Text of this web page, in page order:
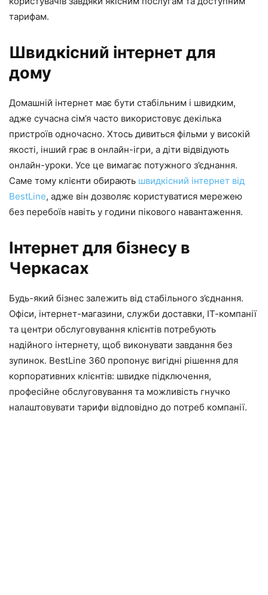
тарифам.
Швидкісний інтернет для
дому
Домашній інтернет має бути стабільним і швидким,
адже сучасна сім’я часто використовує декілька
пристроїв одночасно. Хтось дивиться фільми у високій
якості, інший грає в онлайн-ігри, а діти відвідують
онлайн-уроки. Усе це вимагає потужного з’єднання.
Саме тому клієнти обирають швидкісний інтернет від
BestLine, адже він дозволяє користуватися мережею
без перебоїв навіть у години пікового навантаження.
Інтернет для бізнесу в
Черкасах
Будь-який бізнес залежить від стабільного з’єднання.
Офіси, інтернет-магазини, служби доставки, ІТ-компанії
та центри обслуговування клієнтів потребують
надійного інтернету, щоб виконувати завдання без
зупинок. BestLine 360 пропонує вигідні рішення для
корпоративних клієнтів: швидке підключення,
професійне обслуговування та можливість гнучко
налаштовувати тарифи відповідно до потреб компанії.